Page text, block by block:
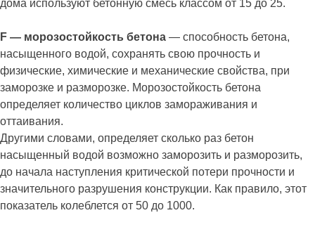
дома используют бетонную смесь классом от 15 до 25.
F — морозостойкость бетона — способность бетона,
насыщенного водой, сохранять свою прочность и
физические, химические и механические свойства, при
заморозке и разморозке. Морозостойкость бетона
определяет количество циклов замораживания и
оттаивания.
Другими словами, определяет сколько раз бетон
насыщенный водой возможно заморозить и разморозить,
до начала наступления критической потери прочности и
значительного разрушения конструкции. Как правило, этот
показатель колеблется от 50 до 1000.